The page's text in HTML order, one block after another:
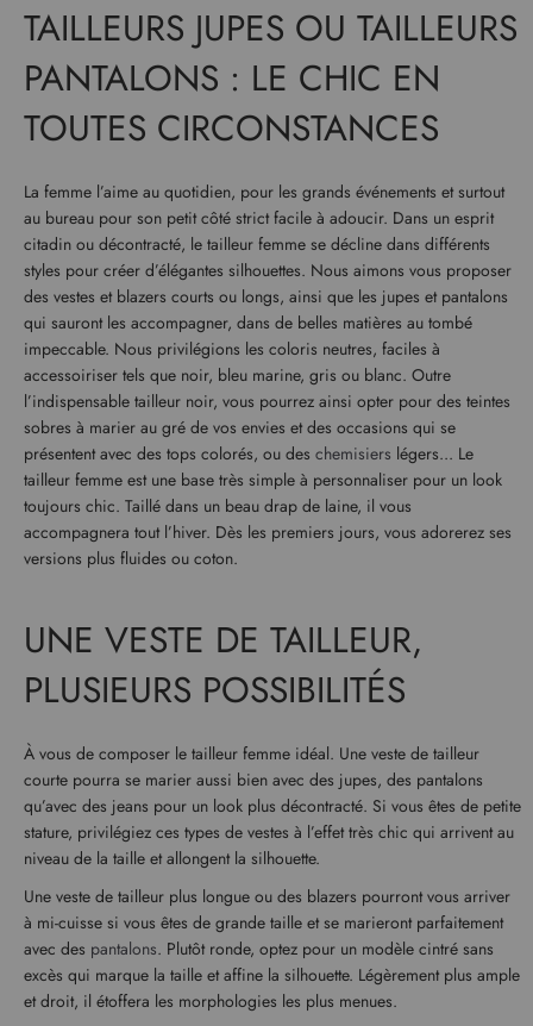
TAILLEURS JUPES OU TAILLEURS
PANTALONS : LE CHIC EN
TOUTES CIRCONSTANCES
La femme l’aime au quotidien, pour les grands événements et surtout
au bureau pour son petit côté strict facile à adoucir. Dans un esprit
citadin ou décontracté, le tailleur femme se décline dans différents
styles pour créer d’élégantes silhouettes. Nous aimons vous proposer
des vestes et blazers courts ou longs, ainsi que les jupes et pantalons
qui sauront les accompagner, dans de belles matières au tombé
impeccable. Nous privilégions les coloris neutres, faciles à
accessoiriser tels que noir, bleu marine, gris ou blanc. Outre
l’indispensable tailleur noir, vous pourrez ainsi opter pour des teintes
sobres à marier au gré de vos envies et des occasions qui se
présentent avec des tops colorés, ou des chemisiers légers... Le
tailleur femme est une base très simple à personnaliser pour un look
toujours chic. Taillé dans un beau drap de laine, il vous
accompagnera tout l’hiver. Dès les premiers jours, vous adorerez ses
versions plus fluides ou coton.
UNE VESTE DE TAILLEUR,
PLUSIEURS POSSIBILITÉS
À vous de composer le tailleur femme idéal. Une veste de tailleur
courte pourra se marier aussi bien avec des jupes, des pantalons
qu’avec des jeans pour un look plus décontracté. Si vous êtes de petite
stature, privilégiez ces types de vestes à l’effet très chic qui arrivent au
niveau de la taille et allongent la silhouette.
Une veste de tailleur plus longue ou des blazers pourront vous arriver
à mi-cuisse si vous êtes de grande taille et se marieront parfaitement
avec des pantalons. Plutôt ronde, optez pour un modèle cintré sans
excès qui marque la taille et affine la silhouette. Légèrement plus ample
et droit, il étoffera les morphologies les plus menues.